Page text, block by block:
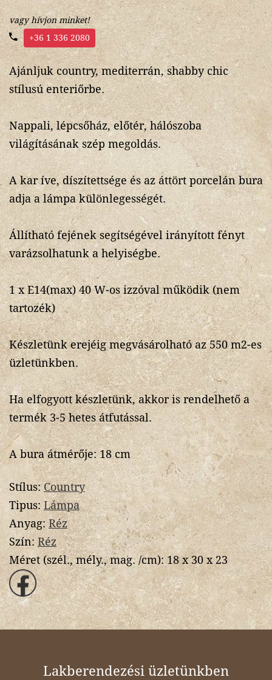
vagy hívjon minket!
+36 1 336 2080
Ajánljuk country, mediterrán, shabby chic
stílusú enteriőrbe.
Nappali, lépcsőház, előtér, hálószoba
világításának szép megoldás.
A kar íve, díszítettsége és az áttört porcelán bura
adja a lámpa különlegességét.
Állítható fejének segítségével irányított fényt
varázsolhatunk a helyiségbe.
1 x E14(max) 40 W-os izzóval működik (nem
tartozék)
Készletünk erejéig megvásárolható az 550 m2-es
üzletünkben.
Ha elfogyott készletünk, akkor is rendelhető a
termék 3-5 hetes átfutással.
A bura átmérője: 18 cm
Stílus:Country
Tipus: Lámpa
Anyag: Réz
Szín:Réz
Méret (szél., mély., mag. /cm): 18 x 30 x 23
Lakberendezési üzletünkben